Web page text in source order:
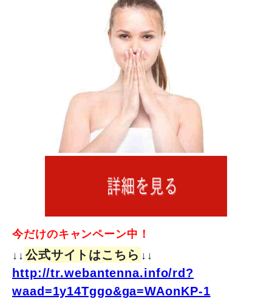
今だけのキャンペーン中！
↓↓ 公式サイトはこちら ↓↓
http://tr.webantenna.info/rd?
waad=1y14Tggo&ga=WAonKP-1